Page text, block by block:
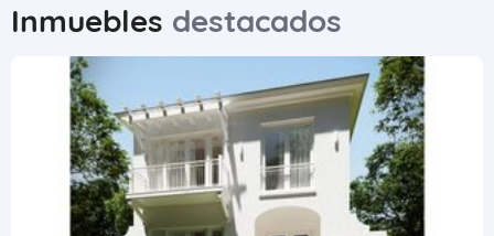
Inmuebles destacados